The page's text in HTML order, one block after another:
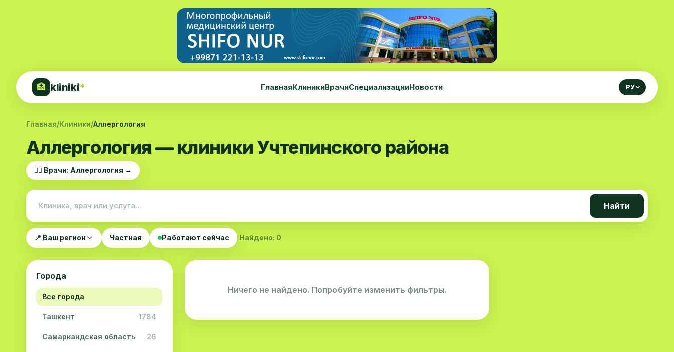
🏥 kliniki* ГлавнаяКлиникиВрачиСпециализацииНовости РУ
Главная/Клиники/Аллергология
Аллергология — клиники Учтепинского района
👨‍⚕️ Врачи: Аллергология →
Найти
📍 Ваш регион Частная Работают сейчас Найдено: 0
Города
Все города
Ташкент 1784
Самаркандская область 26
Ничего не найдено. Попробуйте изменить фильтры.